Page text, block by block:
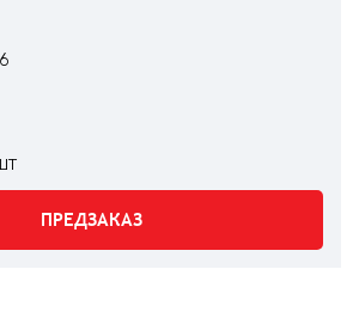
ПРЕДЗАКАЗ